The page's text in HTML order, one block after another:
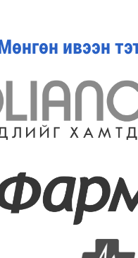
ивээн